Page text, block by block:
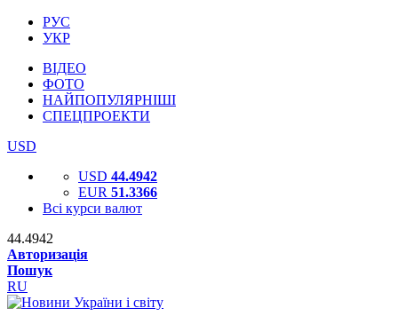
РУС
УКР
ВІДЕО
ФОТО
НАЙПОПУЛЯРНІШІ
СПЕЦПРОЕКТИ
USD
USD 44.4942
EUR 51.3366
Всі курси валют
44.4942
Авторизація
Пошук
RU